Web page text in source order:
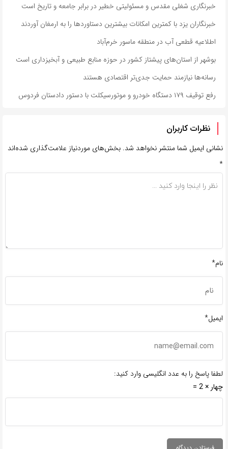
خبرنگاری شغلی مقدس و مسئولیتی خطیر در برابر جامعه و تاریخ است
خبرنگاران یزد با کمترین امکانات بیشترین دستاوردها را به ارمغان آوردند
اطلاعیه قطعی آب در منطقه ماسور خرم‌آباد
بوشهر از استان‌های پیشتاز کشور در حوزه منابع طبیعی و آبخیزداری است
رسانه‌ها نیازمند حمایت جدی‌تر اقتصادی هستند
رفع توقیف ۱۷۹ دستگاه خودرو و موتورسیکلت با دستور دادستان فردوس
نظرات کاربران
نشانی ایمیل شما منتشر نخواهد شد. بخش‌های موردنیاز علامت‌گذاری شده‌اند
*
نام*
ایمیل*
لطفا پاسخ را به عدد انگلیسی وارد کنید:
چهار × 2 =